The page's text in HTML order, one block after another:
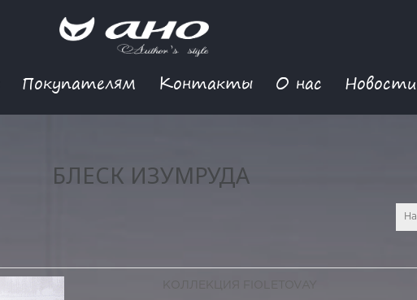
Покупателям Контакты О нас Новости
БЛЕСК ИЗУМРУДА
КОЛЛЕКЦИЯ FIOLETOVAY